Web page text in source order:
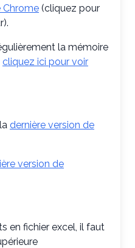
Chrome (cliquez pour
la mémoire
cliquez ici pour voir
dernière version de
version de
en fichier excel, il faut